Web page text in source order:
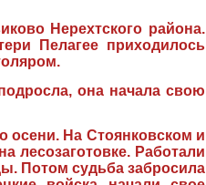
Нерехтского района.
Пелагее приходилось
она начала свою
осени. На Стоянковском и
лесозаготовке. Работали
Потом судьба забросила